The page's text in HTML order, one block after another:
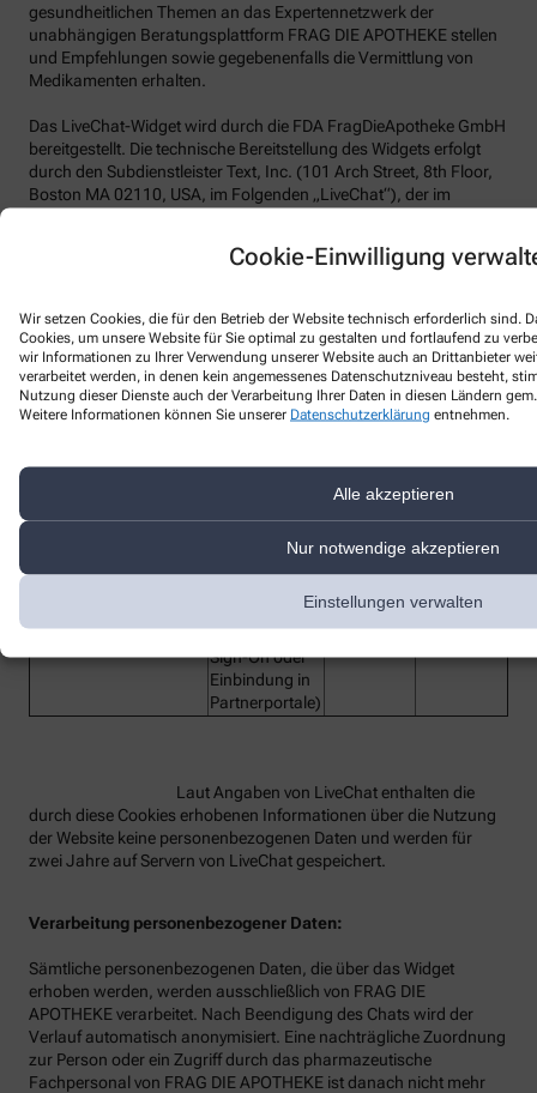
Cookie-Einwilligung
Wir setzen Cookies, die für den Betrieb der Website technisch erforderlich sind.
Cookies, um unsere Website für Sie optimal zu gestalten und fortlaufend zu
wir Informationen zu Ihrer Verwendung unserer Website auch an Drittanbieter
verarbeitet werden, in denen kein angemessenes Datenschutzniveau besteht,
Nutzung dieser Dienste auch der Verarbeitung Ihrer Daten in diesen Ländern
Weitere Informationen können Sie unserer Datenschutzerklärung entnehmen.
Alle akzeptieren
Nur notwendige akzeptieren
Einstellungen verwalten
gesundheitlichen Themen an das Expertennetzwerk der
unabhängigen Beratungsplattform FRAG DIE APOTHEKE stellen
und Empfehlungen sowie gegebenenfalls die Vermittlung von
Medikamenten erhalten.
Das LiveChat-Widget wird durch die FDA FragDieApotheke GmbH
bereitgestellt. Die technische Bereitstellung des Widgets erfolgt
durch den Subdienstleister Text, Inc. (101 Arch Street, 8th Floor,
Boston MA 02110, USA, im Folgenden „LiveChat“), der im
Bezeichnung des
Dienstes
Funktion Anbieter Laufzeit
lc_cid Customer ID LiveChat 2 Jahre
Secure Token
Hilfs-Cookie,
(z.B. bei Single
Sign-On oder
Einbindung in
Partnerportale)
LiveChat 2 Jahre
Laut Angaben von LiveChat enthalten die
durch diese Cookies erhobenen Informationen über die Nutzung
der Website keine personenbezogenen Daten und werden für
zwei Jahre auf Servern von LiveChat gespeichert.
Verarbeitung personenbezogener Daten:
Sämtliche personenbezogenen Daten, die über das Widget
erhoben werden, werden ausschließlich von FRAG DIE
APOTHEKE verarbeitet. Nach Beendigung des Chats wird der
Verlauf automatisch anonymisiert. Eine nachträgliche Zuordnung
zur Person oder ein Zugriff durch das pharmazeutische
Fachpersonal von FRAG DIE APOTHEKE ist danach nicht mehr